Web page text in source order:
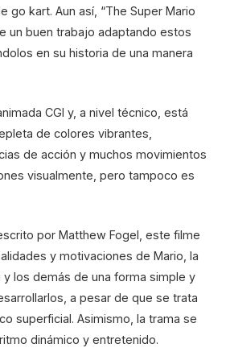
go kart. Aun así, “The Super Mario
un buen trabajo adaptando estos
en su historia de una manera
CGI y, a nivel técnico, está
de colores vibrantes,
de acción y muchos movimientos
visualmente, pero tampoco es
por Matthew Fogel, este filme
y motivaciones de Mario, la
y los demás de una forma simple y
a pesar de que se trata
superficial. Asimismo, la trama se
dinámico y entretenido.